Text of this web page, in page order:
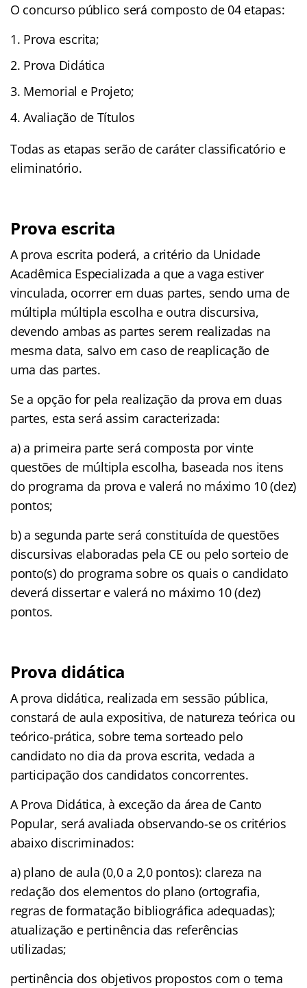
O concurso público será composto de 04 etapas:
Prova escrita;
Prova Didática
Memorial e Projeto;
Avaliação de Títulos
Todas as etapas serão de caráter classificatório e
eliminatório.
Prova escrita
A prova escrita poderá, a critério da Unidade
Acadêmica Especializada a que a vaga estiver
vinculada, ocorrer em duas partes, sendo uma de
múltipla múltipla escolha e outra discursiva,
devendo ambas as partes serem realizadas na
mesma data, salvo em caso de reaplicação de
uma das partes.
Se a opção for pela realização da prova em duas
partes, esta será assim caracterizada:
a) a primeira parte será composta por vinte
questões de múltipla escolha, baseada nos itens
do programa da prova e valerá no máximo 10 (dez)
pontos;
b) a segunda parte será constituída de questões
discursivas elaboradas pela CE ou pelo sorteio de
ponto(s) do programa sobre os quais o candidato
deverá dissertar e valerá no máximo 10 (dez)
pontos.
Prova didática
A prova didática, realizada em sessão pública,
constará de aula expositiva, de natureza teórica ou
teórico-prática, sobre tema sorteado pelo
candidato no dia da prova escrita, vedada a
participação dos candidatos concorrentes.
A Prova Didática, à exceção da área de Canto
Popular, será avaliada observando-se os critérios
abaixo discriminados:
a) plano de aula (0,0 a 2,0 pontos): clareza na
redação dos elementos do plano (ortografia,
regras de formatação bibliográfica adequadas);
atualização e pertinência das referências
utilizadas;
pertinência dos objetivos propostos com o tema